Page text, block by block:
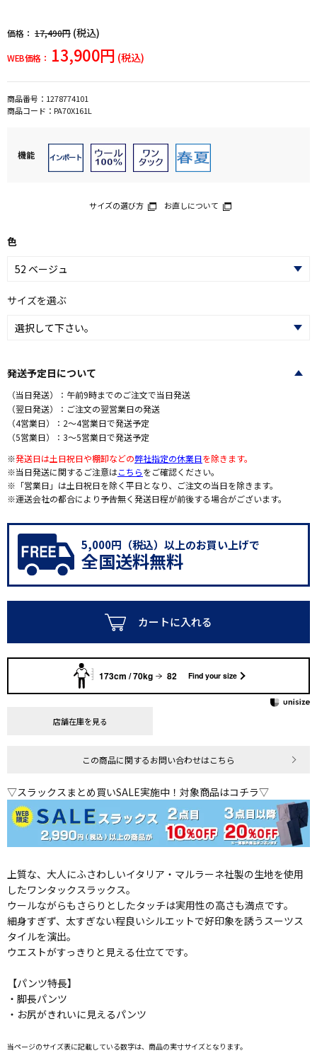
価格： 17,490円 (税込)
WEB価格： 13,900円 (税込)
商品番号： 1278774101
商品コード： PA70X161L
機能
サイズの選び方 お直しについて
色
サイズを選ぶ
発送予定日について
（当日発送）：午前9時までのご注文で当日発送
（翌日発送）：ご注文の翌営業日の発送
（4営業日）：2～4営業日で発送予定
（5営業日）：3～5営業日で発送予定
※発送日は土日祝日や棚卸などの弊社指定の休業日を除きます。
※当日発送に関するご注意はこちらをご確認ください。
※「営業日」は土日祝日を除く平日となり、ご注文の当日を除きます。
※運送会社の都合により予告無く発送日程が前後する場合がございます。
5,000円（税込）以上のお買い上げで
全国送料無料
カートに入れる
173cm / 70kg 82 Find your size
店舗在庫を見る
この商品に関するお問い合わせはこちら
▽スラックスまとめ買いSALE実施中！対象商品はコチラ▽
上質な、大人にふさわしいイタリア・マルラーネ社製の生地を使用
したワンタックスラックス。
ウールながらもさらりとしたタッチは実用性の高さも満点です。
細身すぎず、太すぎない程良いシルエットで好印象を誘うスーツス
タイルを演出。
ウエストがすっきりと見える仕立てです。
【パンツ特長】
・脚長パンツ
・お尻がきれいに見えるパンツ
当ページのサイズ表に記載している数字は、商品の実寸サイズとなります。